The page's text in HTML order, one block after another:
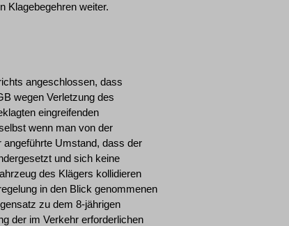
Klagebegehren weiter.
angeschlossen, dass
wegen Verletzung des
eingreifenden
wenn man von der
Umstand, dass der
und sich keine
des Klägers kollidieren
in den Blick genommenen
zu dem 8-jährigen
der im Verkehr erforderlichen